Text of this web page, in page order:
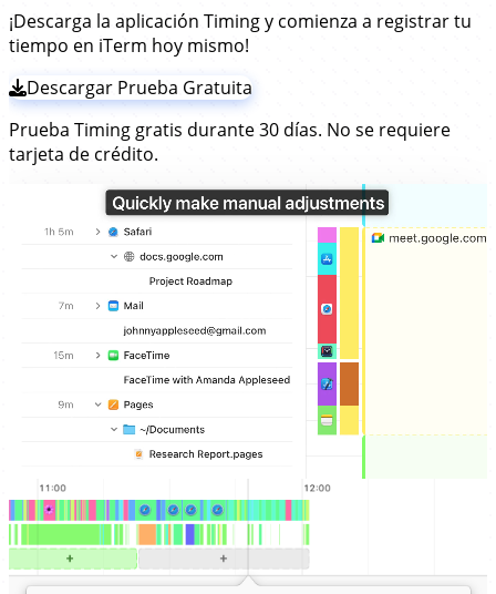
¡Descarga la aplicación Timing y comienza a registrar tu
tiempo en iTerm hoy mismo!
Descargar Prueba Gratuita
Prueba Timing gratis durante 30 días. No se requiere
tarjeta de crédito.